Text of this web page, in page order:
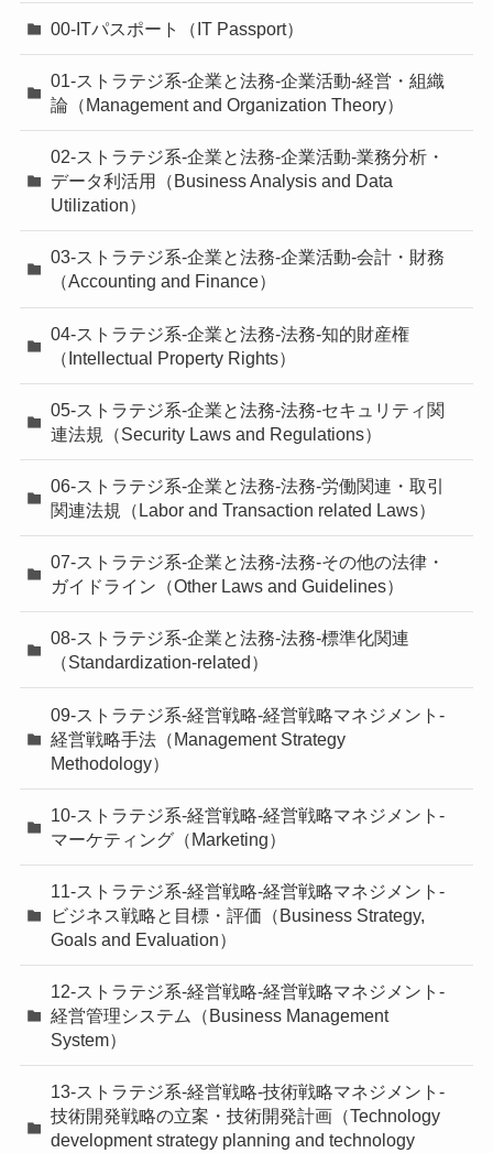
00-ITパスポート（IT Passport）
01-ストラテジ系-企業と法務-企業活動-経営・組織
論（Management and Organization Theory）
02-ストラテジ系-企業と法務-企業活動-業務分析・
データ利活用（Business Analysis and Data
Utilization）
03-ストラテジ系-企業と法務-企業活動-会計・財務
（Accounting and Finance）
04-ストラテジ系-企業と法務-法務-知的財産権
（Intellectual Property Rights）
05-ストラテジ系-企業と法務-法務-セキュリティ関
連法規（Security Laws and Regulations）
06-ストラテジ系-企業と法務-法務-労働関連・取引
関連法規（Labor and Transaction related Laws）
07-ストラテジ系-企業と法務-法務-その他の法律・
ガイドライン（Other Laws and Guidelines）
08-ストラテジ系-企業と法務-法務-標準化関連
（Standardization-related）
09-ストラテジ系-経営戦略-経営戦略マネジメント-
経営戦略手法（Management Strategy
Methodology）
10-ストラテジ系-経営戦略-経営戦略マネジメント-
マーケティング（Marketing）
11-ストラテジ系-経営戦略-経営戦略マネジメント-
ビジネス戦略と目標・評価（Business Strategy,
Goals and Evaluation）
12-ストラテジ系-経営戦略-経営戦略マネジメント-
経営管理システム（Business Management
System）
13-ストラテジ系-経営戦略-技術戦略マネジメント-
技術開発戦略の立案・技術開発計画（Technology
development strategy planning and technology